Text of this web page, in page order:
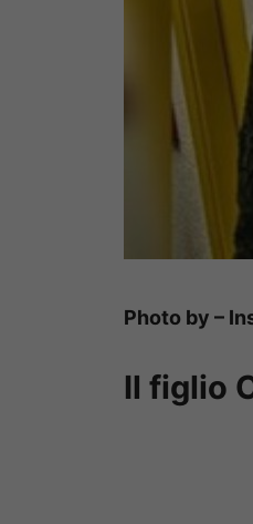
Photo by –
Il figlio